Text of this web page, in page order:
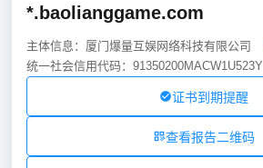
*.baolianggame.com
主体信息：厦门爆量互娱网络科技有限公司
统一社会信用代码：91350200MACW1U523Y
证书到期提醒
查看报告二维码